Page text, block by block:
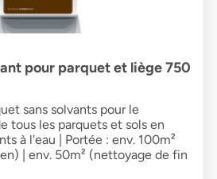
pour parquet et liège 750
sans solvants pour le
tous les parquets et sols en
à l'eau | Portée : env. 100m²
| env. 50m² (nettoyage de fin